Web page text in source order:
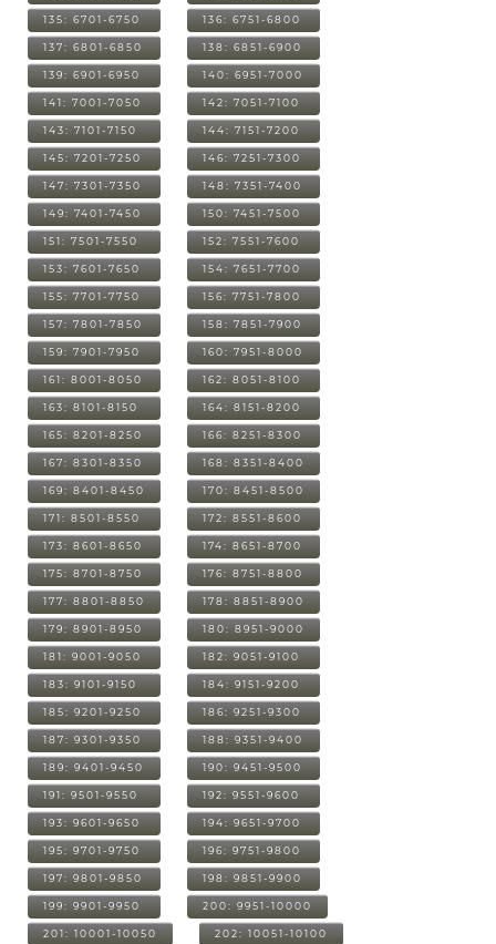
135: 6701-6750 136: 6751-6800
137: 6801-6850 138: 6851-6900
139: 6901-6950 140: 6951-7000
141: 7001-7050 142: 7051-7100
143: 7101-7150 144: 7151-7200
145: 7201-7250 146: 7251-7300
147: 7301-7350 148: 7351-7400
149: 7401-7450 150: 7451-7500
151: 7501-7550 152: 7551-7600
153: 7601-7650 154: 7651-7700
155: 7701-7750 156: 7751-7800
157: 7801-7850 158: 7851-7900
159: 7901-7950 160: 7951-8000
161: 8001-8050 162: 8051-8100
163: 8101-8150 164: 8151-8200
165: 8201-8250 166: 8251-8300
167: 8301-8350 168: 8351-8400
169: 8401-8450 170: 8451-8500
171: 8501-8550 172: 8551-8600
173: 8601-8650 174: 8651-8700
175: 8701-8750 176: 8751-8800
177: 8801-8850 178: 8851-8900
179: 8901-8950 180: 8951-9000
181: 9001-9050 182: 9051-9100
183: 9101-9150 184: 9151-9200
185: 9201-9250 186: 9251-9300
187: 9301-9350 188: 9351-9400
189: 9401-9450 190: 9451-9500
191: 9501-9550 192: 9551-9600
193: 9601-9650 194: 9651-9700
195: 9701-9750 196: 9751-9800
197: 9801-9850 198: 9851-9900
199: 9901-9950 200: 9951-10000
201: 10001-10050 202: 10051-10100